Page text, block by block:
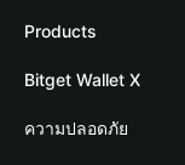
เกี่ยวกับ Bitget Wallet
Blog
Academy
Products
Crypto Card
Stablecoin Earn
Bitget Wallet X
นักพัฒนา
ความปลอดภัย